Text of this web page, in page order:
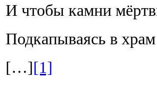
И чтобы камни
Подкапываясь в
[…][1]